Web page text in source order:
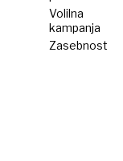
Volilna
kampanja
Zasebnost